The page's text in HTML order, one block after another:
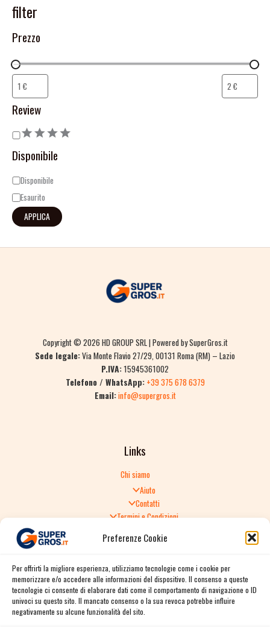
Preferenze Cookie
Per offrirti la migliore esperienza, utilizziamo tecnologie come i cookie per
memorizzare e/o accedere alle informazioni del dispositivo. Il consenso a queste
tecnologie ci consente di elaborare dati come il comportamento di navigazione o ID
univoci su questo sito. Il mancato consenso o la sua revoca potrebbe influire
negativamente su alcune funzionalità del sito.
filter
Prezzo
Review
Disponibile
Disponibile
Esaurito
APPLICA
Copyright © 2026 HD GROUP SRL | Powered by SuperGros.it
Sede legale:Via Monte Flavio 27/29, 00131 Roma (RM) – Lazio
P.IVA:15945361002
Telefono / WhatsApp: +39 375 678 6379
Email:info@supergros.it
Links
Chi siamo
Aiuto
Contatti
Termini e Condizioni
Politica di Reso
Spedizione e consegna
Informativa sulla Privacy
Cookie Policy